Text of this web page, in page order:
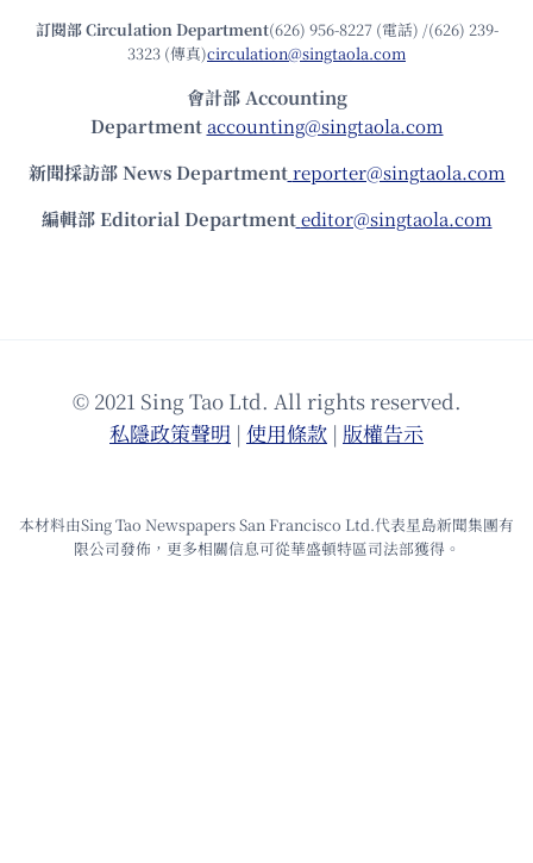
訂閱部 Circulation Department(626) 956-8227 (電話) /(626) 239-
3323 (傳真)circulation@singtaola.com
會計部 Accounting
Department accounting@singtaola.com
新聞採訪部 News Department reporter@singtaola.com
編輯部 Editorial Department editor@singtaola.com
© 2021 Sing Tao Ltd. All rights reserved.
私隱政策聲明 | 使⽤條款 | 版權告⽰
本材料由Sing Tao Newspapers San Francisco Ltd.代表星島新聞集團有
限公司發佈，更多相關信息可從華盛頓特區司法部獲得。